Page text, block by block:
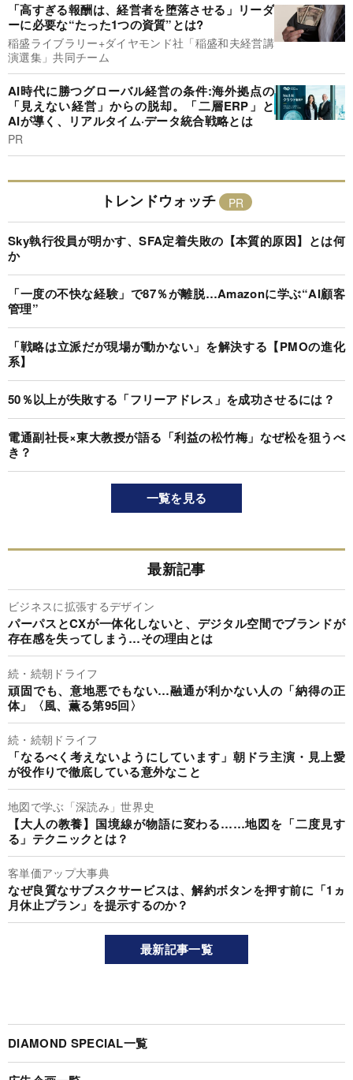
「高すぎる報酬は、経営者を堕落させる」リーダ
ーに必要な“たった1つの資質”とは?
稲盛ライブラリー+ダイヤモンド社「稲盛和夫経営講
演選集」共同チーム
AI時代に勝つグローバル経営の条件:海外拠点の
「見えない経営」からの脱却。「二層ERP」と
AIが導く、リアルタイム·データ統合戦略とは
PR
トレンドウォッチ
Sky執行役員が明かす、SFA定着失敗の【本質的原因】とは何
か
「一度の不快な経験」で87％が離脱…Amazonに学ぶ“AI顧客
管理”
「戦略は立派だが現場が動かない」を解決する【PMOの進化
系】
50％以上が失敗する「フリーアドレス」を成功させるには？
電通副社長×東大教授が語る「利益の松竹梅」なぜ松を狙うべ
き？
一覧を見る
最新記事
ビジネスに拡張するデザイン
パーパスとCXが一体化しないと、デジタル空間でブランドが
存在感を失ってしまう…その理由とは
続・続朝ドライフ
頑固でも、意地悪でもない…融通が利かない人の「納得の正
体」〈風、薫る第95回〉
続・続朝ドライフ
「なるべく考えないようにしています」朝ドラ主演・見上愛
が役作りで徹底している意外なこと
地図で学ぶ「深読み」世界史
【大人の教養】国境線が物語に変わる……地図を「二度見す
る」テクニックとは？
客単価アップ大事典
なぜ良質なサブスクサービスは、解約ボタンを押す前に「1ヵ
月休止プラン」を提示するのか？
最新記事一覧
DIAMOND SPECIAL一覧